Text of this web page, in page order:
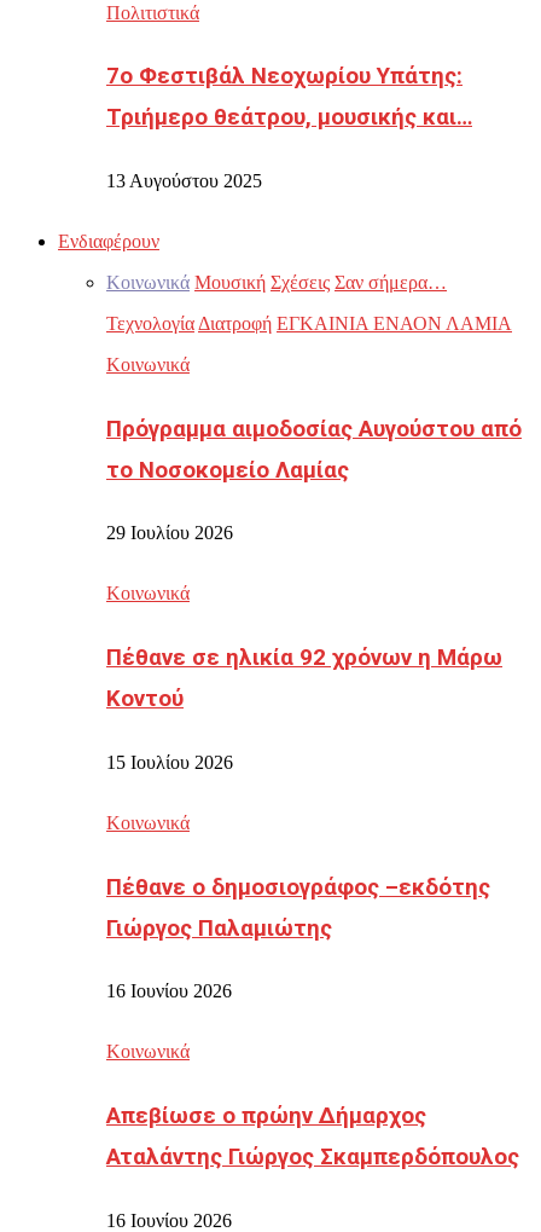
Πολιτιστικά
7ο Φεστιβάλ Νεοχωρίου Υπάτης:
Τριήμερο θεάτρου, μουσικής και…
13 Αυγούστου 2025
Ενδιαφέρουν
Κοινωνικά Μουσική Σχέσεις Σαν σήμερα…
Τεχνολογία Διατροφή ΕΓΚΑΙΝΙΑ ΕΝΑΟΝ ΛΑΜΙΑ
Κοινωνικά
Πρόγραμμα αιμοδοσίας Αυγούστου από
το Νοσοκομείο Λαμίας
29 Ιουλίου 2026
Κοινωνικά
Πέθανε σε ηλικία 92 χρόνων η Μάρω
Κοντού
15 Ιουλίου 2026
Κοινωνικά
Πέθανε ο δημοσιογράφος –εκδότης
Γιώργος Παλαμιώτης
16 Ιουνίου 2026
Κοινωνικά
Απεβίωσε ο πρώην Δήμαρχος
Αταλάντης Γιώργος Σκαμπερδόπουλος
16 Ιουνίου 2026